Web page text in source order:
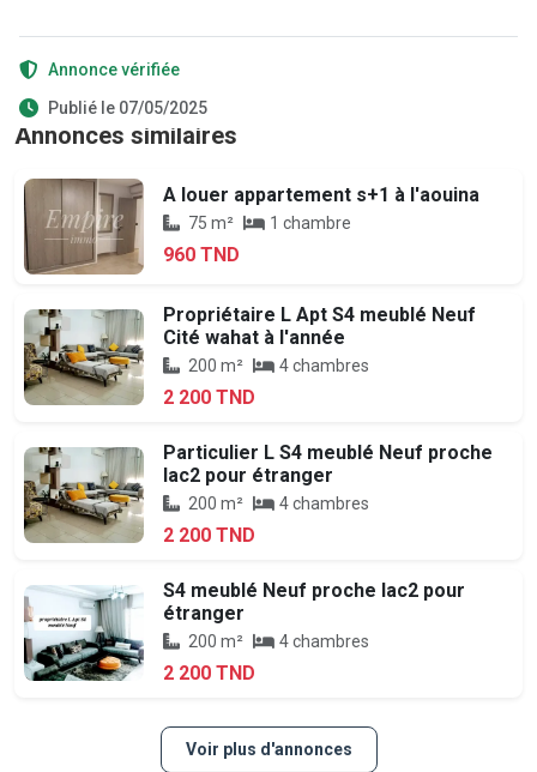
Annonce vérifiée
Publié le 07/05/2025
Annonces similaires
A louer appartement s+1 à l'aouina
75 m² 1 chambre
960 TND
Propriétaire L Apt S4 meublé Neuf
Cité wahat à l'année
200 m² 4 chambres
2 200 TND
Particulier L S4 meublé Neuf proche
lac2 pour étranger
200 m² 4 chambres
2 200 TND
S4 meublé Neuf proche lac2 pour
étranger
200 m² 4 chambres
2 200 TND
Voir plus d'annonces